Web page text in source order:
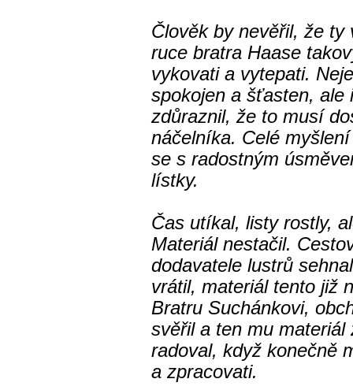
Člověk by nevěřil, že ty
ruce bratra Haase
vykovati a vytepati.
spokojen a šťasten,
zdůraznil, že to musí
náčelníka. Celé
se s radostným
lístky.
Čas utíkal, listy rostly,
Materiál nestačil.
dodavatele lustrů
vrátil, materiál tento již
Bratru Suchánkovi,
svěřil a ten mu
radoval, když konečně
a zpracovati.